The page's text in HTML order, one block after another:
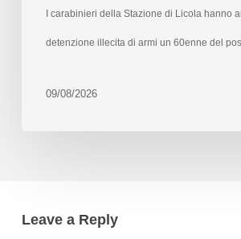
I carabinieri della Stazione di Licola hanno
detenzione illecita di armi un 60enne del
09/08/2026
Leave a Reply